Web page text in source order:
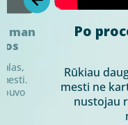
man
buvo
Po
Rūkiau
mesti ne
nustojau